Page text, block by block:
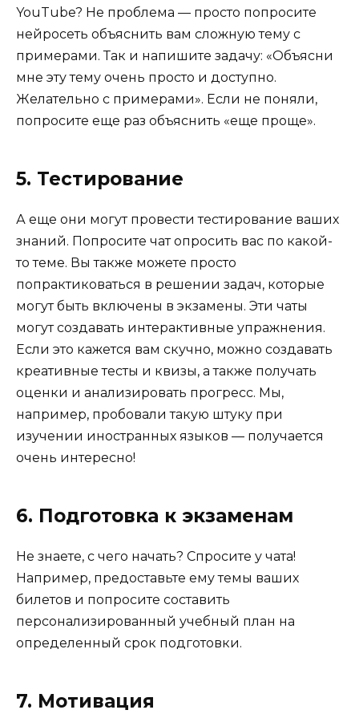
YouTube? Не проблема — просто попросите
нейросеть объяснить вам сложную тему с
примерами. Так и напишите задачу: «Объясни
мне эту тему очень просто и доступно.
Желательно с примерами». Если не поняли,
попросите еще раз объяснить «еще проще».
5. Тестирование
А еще они могут провести тестирование ваших
знаний. Попросите чат опросить вас по какой-
то теме. Вы также можете просто
попрактиковаться в решении задач, которые
могут быть включены в экзамены. Эти чаты
могут создавать интерактивные упражнения.
Если это кажется вам скучно, можно создавать
креативные тесты и квизы, а также получать
оценки и анализировать прогресс. Мы,
например, пробовали такую штуку при
изучении иностранных языков — получается
очень интересно!
6. Подготовка к экзаменам
Не знаете, с чего начать? Спросите у чата!
Например, предоставьте ему темы ваших
билетов и попросите составить
персонализированный учебный план на
определенный срок подготовки.
7. Мотивация